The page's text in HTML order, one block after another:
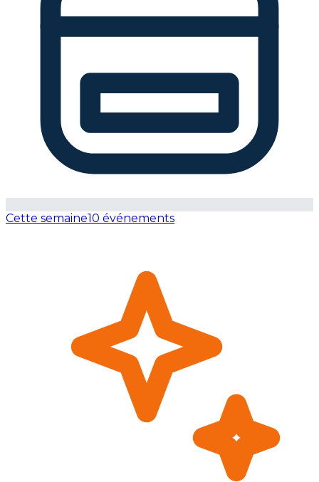
Cette semaine10 événements